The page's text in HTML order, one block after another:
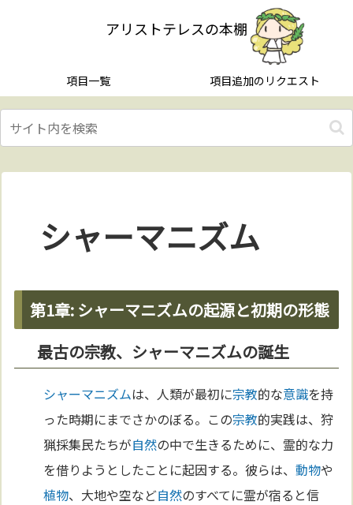
アリストテレスの本棚
項目一覧 項目追加のリクエスト
シャーマニズム
第1章: シャーマニズムの起源と初期の形態
最古の宗教、シャーマニズムの誕生
シャーマニズムは、人類が最初に宗教的な意識を持
った時期にまでさかのぼる。この宗教的実践は、狩
猟採集民たちが自然の中で生きるために、霊的な力
を借りようとしたことに起因する。彼らは、動物や
植物、大地や空など自然のすべてに霊が宿ると信